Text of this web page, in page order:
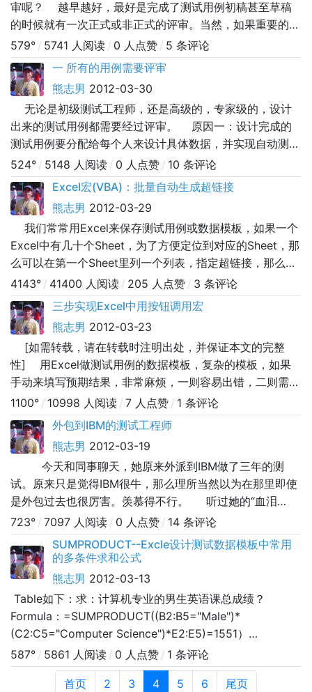
审呢？ 越早越好，最好是完成了测试用例初稿甚至草稿
的时候就有一次正式或非正式的评审。当然，如果重要的评
审会议还是要用例的正式版。 理由一：无论用例设计时
经过多少深思熟虑，过一两天都会忘掉一部分当时的思路。
那么这时候评审自己讲解都费劲，别人听得
579° / 5741 人阅读 / 0 人点赞 / 5 条评论
一 所有的用例需要评审
熊志男 2012-03-30
无论是初级测试工程师，还是高级的，专家级的，设计
出来的测试用例都需要经过评审。 原因一：设计完成的
测试用例要分配给每个人来设计具体数据，并实现自动测
试。设计用例和实现用例、执行用例并非一人完成。设计用
例的人并不知道用例在具体执行的时候是否有问题，或者哪
些步骤不能实现自动测试。再者“测试是无穷尽的”，谁又能
保证自己设计的用例能
524° / 5148 人阅读 / 0 人点赞 / 10 条评论
Excel宏(VBA)：批量自动生成超链接
熊志男 2012-03-29
我们常常用Excel来保存测试用例或数据模板，如果一个
Excel中有几十个Sheet，为了方便定位到对应的Sheet，那
么可以在第一个Sheet里列一个列表，指定超链接，那么就
很方便了。 可是问题是：如果手动一个个来指定超链
接，很费时间。 那么就可以通过宏（VBA）来实现： &n
4143° / 41400 人阅读 / 205 人点赞 / 3 条评论
三步实现Excel中用按钮调用宏
熊志男 2012-03-23
[如需转载，请在转载时注明出处，并保证本文的完整
性] 用Excel做测试用例的数据模板，复杂的模板，如果
手动来填写预期结果，非常麻烦，一则容易出错，二则需要
重复计算浪费时间。那么如果不是很复杂的逻辑运算完全用
Excel公式可以实现，不过比较复杂的还是用宏来实现比较
好。 那么实现
1100° / 10998 人阅读 / 7 人点赞 / 1 条评论
外包到IBM的测试工程师
熊志男 2012-03-19
今天和同事聊天，她原来外派到IBM做了三年的测
试。原来只是觉得IBM很牛，那么理所当然以为在那里即使
是外包过去也很厉害。羡慕得不行。 听过她的“血泪
史”后，我有些疑惑了，我当时如果也进这样的公司，对于
现在是收获多呢？还是浪费的时间会更多呢？ 她说
723° / 7097 人阅读 / 0 人点赞 / 14 条评论
SUMPRODUCT--Excle设计测试数据模板中常用
的多条件求和公式
熊志男 2012-03-13
Table如下：求：计算机专业的男生英语课总成绩？
Formula：=SUMPRODUCT((B2:B5="Male")*
(C2:C5="Computer Science")*E2:E5)=1551）
(B2:B5="Male") 是第一个条件；2）(C2:C5="Computer
Science")是第二个判
587° / 5861 人阅读 / 0 人点赞 / 1 条评论
首页 2 3 4 5 6 尾页